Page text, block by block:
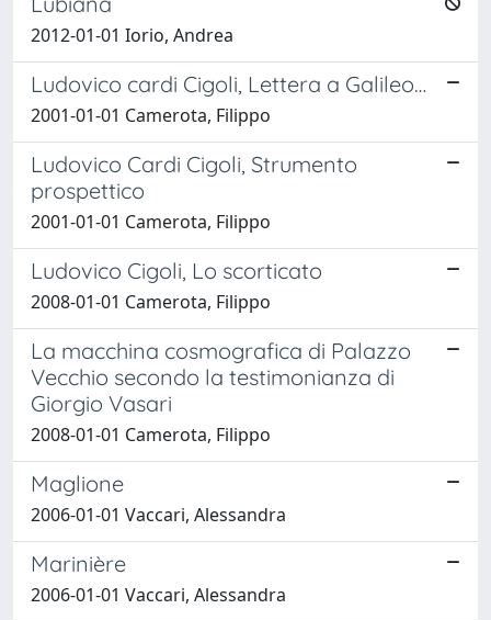
2012-01-01 Iorio, Andrea
Ludovico cardi Cigoli, Lettera a Galileo…
2001-01-01 Camerota, Filippo
Ludovico Cardi Cigoli, Strumento
prospettico
2001-01-01 Camerota, Filippo
Ludovico Cigoli, Lo scorticato
2008-01-01 Camerota, Filippo
La macchina cosmografica di Palazzo
Vecchio secondo la testimonianza di
Giorgio Vasari
2008-01-01 Camerota, Filippo
Maglione
2006-01-01 Vaccari, Alessandra
Marinière
2006-01-01 Vaccari, Alessandra